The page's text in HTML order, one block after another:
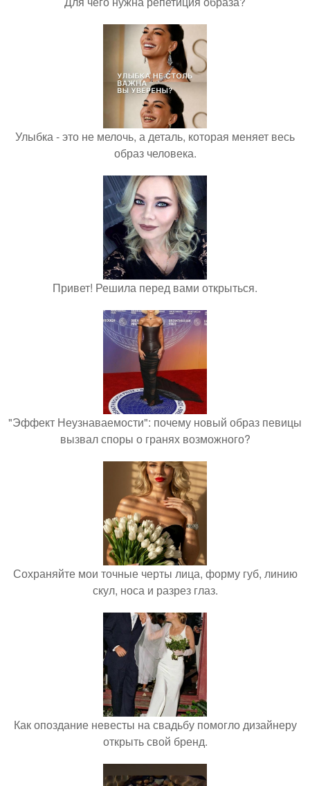
Улыбка - это не мелочь, а деталь, которая меняет весь
образ человека.
Привет! Решила перед вами открыться.
"Эффект Неузнаваемости": почему новый образ певицы
вызвал споры о гранях возможного?
Сохраняйте мои точные черты лица, форму губ, линию
скул, носа и разрез глаз.
Как опоздание невесты на свадьбу помогло дизайнеру
открыть свой бренд.